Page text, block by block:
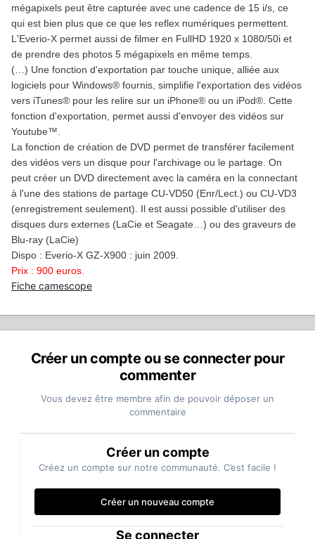
mégapixels peut être capturée avec une cadence de 15 i/s, ce
qui est bien plus que ce que les reflex numériques permettent.
L'Everio-X permet aussi de filmer en FullHD 1920 x 1080/50i et
de prendre des photos 5 mégapixels en même temps.
(…) Une fonction d'exportation par touche unique, alliée aux
logiciels pour Windows® fournis, simplifie l'exportation des vidéos
vers iTunes® pour les relire sur un iPhone® ou un iPod®. Cette
fonction d'exportation, permet aussi d'envoyer des vidéos sur
Youtube™.
La fonction de création de DVD permet de transférer facilement
des vidéos vers un disque pour l'archivage ou le partage. On
peut créer un DVD directement avec la caméra en la connectant
à l'une des stations de partage CU-VD50 (Enr/Lect.) ou CU-VD3
(enregistrement seulement). Il est aussi possible d'utiliser des
disques durs externes (LaCie et Seagate…) ou des graveurs de
Blu-ray (LaCie)
Dispo : Everio-X GZ-X900 : juin 2009.
Prix : 900 euros.
Fiche camescope
Créer un compte ou se connecter pour
commenter
Vous devez être membre afin de pouvoir déposer un
commentaire
Créer un compte
Créez un compte sur notre communauté. C’est facile !
Créer un nouveau compte
Se connecter